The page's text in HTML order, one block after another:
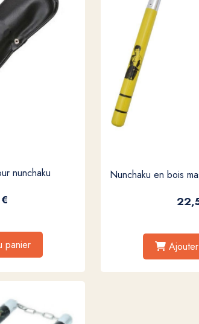
nunchaku
€
panier
Nunchaku en bois